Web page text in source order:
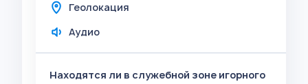
Геолокация
Аудио
Находятся ли в служебной зоне игорного